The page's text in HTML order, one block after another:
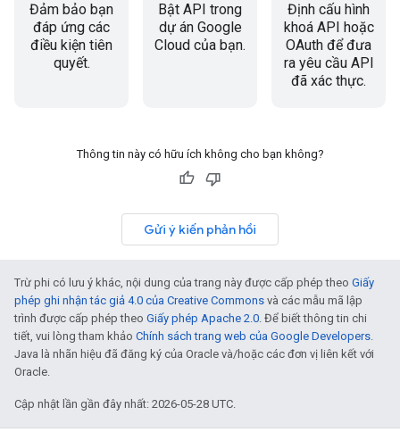
Đảm bảo bạn
đáp ứng các
điều kiện tiên
quyết.
Bật API trong
dự án Google
Cloud của bạn.
Định cấu hình
khoá API hoặc
OAuth để đưa
ra yêu cầu API
đã xác thực.
Thông tin này có hữu ích không cho bạn không?
Gửi ý kiến phản hồi
Trừ phi có lưu ý khác, nội dung của trang này được cấp phép theo Giấy
phép ghi nhận tác giả 4.0 của Creative Commons và các mẫu mã lập
trình được cấp phép theo Giấy phép Apache 2.0. Để biết thông tin chi
tiết, vui lòng tham khảo Chính sách trang web của Google Developers.
Java là nhãn hiệu đã đăng ký của Oracle và/hoặc các đơn vị liên kết với
Oracle.
Cập nhật lần gần đây nhất: 2026-05-28 UTC.